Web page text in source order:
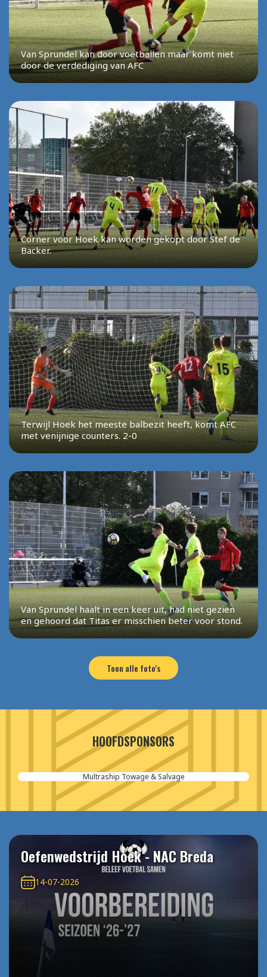
Van Sprundel kan door voetballen maar komt niet
door de verdediging van AFC
Corner voor Hoek kan worden gekopt door Stef de
Backer.
Terwijl Hoek het meeste balbezit heeft, komt AFC
met venijnige counters. 2-0
Van Sprundel haalt in een keer uit, had niet gezien
en gehoord dat Titas er misschien beter voor stond.
Toon alle foto's
HOOFDSPONSORS
Aannemersbedrijf van der Poel
Oefenwedstrijd Hoek - NAC Breda
14-07-2026